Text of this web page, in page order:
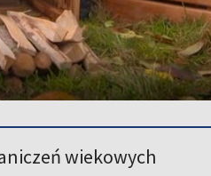
wiekowych